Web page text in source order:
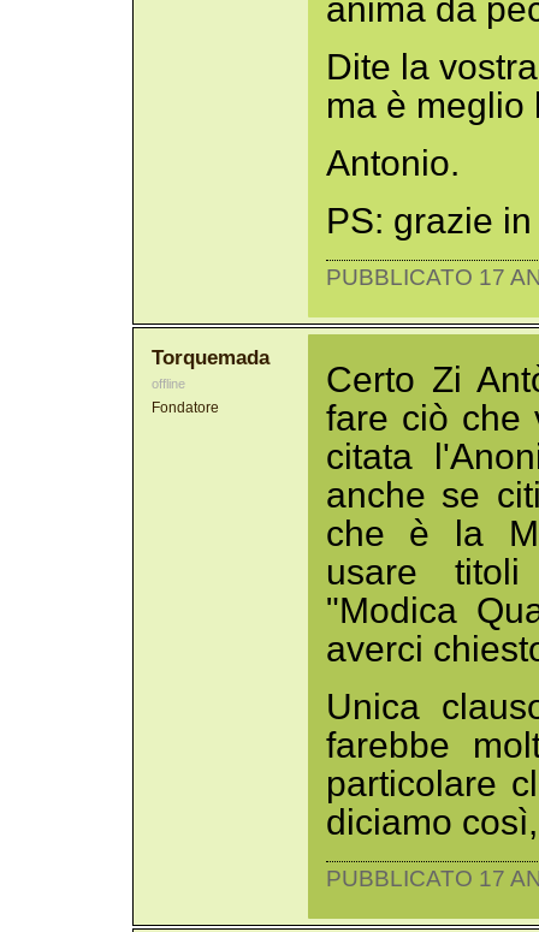
anima da
Dite la
ma è meglio
Antonio.
PS: grazie
PUBBLICATO 17
Torquemada
offline
Fondatore
Certo Zi
fare ciò che
citata
anche se
che è la
usare
"Modica
averci
Unica
farebbe
particolare
diciamo
PUBBLICATO 17